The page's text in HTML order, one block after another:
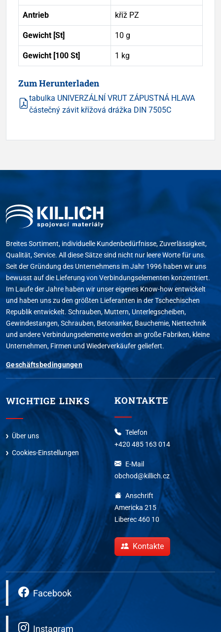
Antrieb kříž PZ
Gewicht [St] 10 g
Gewicht [100 St] 1 kg
Zum Herunterladen
tabulka UNIVERZÁLNÍ VRUT ZÁPUSTNÁ HLAVA
částečný závit křížová drážka DIN 7505C
Breites Sortiment, individuelle Kundenbedürfnisse, Zuverlässigkeit,
Qualität, Service. All diese Sätze sind nicht nur leere Worte für uns.
Seit der Gründung des Unternehmens im Jahr 1996 haben wir uns
bewusst auf die Lieferung von Verbindungselementen konzentriert.
Im Laufe der Jahre haben wir unser eigenes Know-how entwickelt
und haben uns zu den größten Lieferanten in der Tschechischen
Republik entwickelt. Schrauben, Muttern, Unterlegscheiben,
Gewindestangen, Schrauben, Betonanker, Bauchemie, Niettechnik
und andere Verbindungselemente werden an große Fabriken, kleine
Unternehmen, Firmen und Wiederverkäufer geliefert.
Geschäftsbedingungen
WICHTIGE LINKS
Über uns
Cookies-Einstellungen
KONTAKTE
Telefon
+420 485 163 014
E-Mail
obchod@killich.cz
Anschrift
Americka 215
Liberec 460 10
Kontakte
Facebook
Instagram